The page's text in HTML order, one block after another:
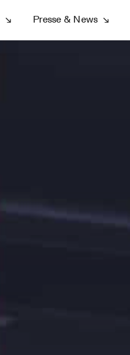
↘ Presse & News ↘